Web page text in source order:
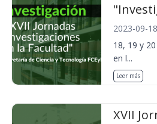
2023-09-
18, 19 y
en l...
Leer más
XVII